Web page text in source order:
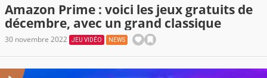
Amazon Prime : voici les jeux gratuits de
décembre, avec un grand classique
30 novembre 2022 JEU VIDÉO NEWS